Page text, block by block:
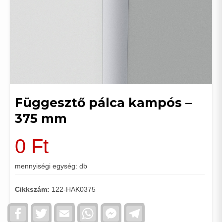
Függesztő pálca kampós –
375 mm
0 Ft
mennyiségi egység: db
Cikkszám: 122-HAK0375
FacebookTwitter Email WhatsAppFacebook
Messenger